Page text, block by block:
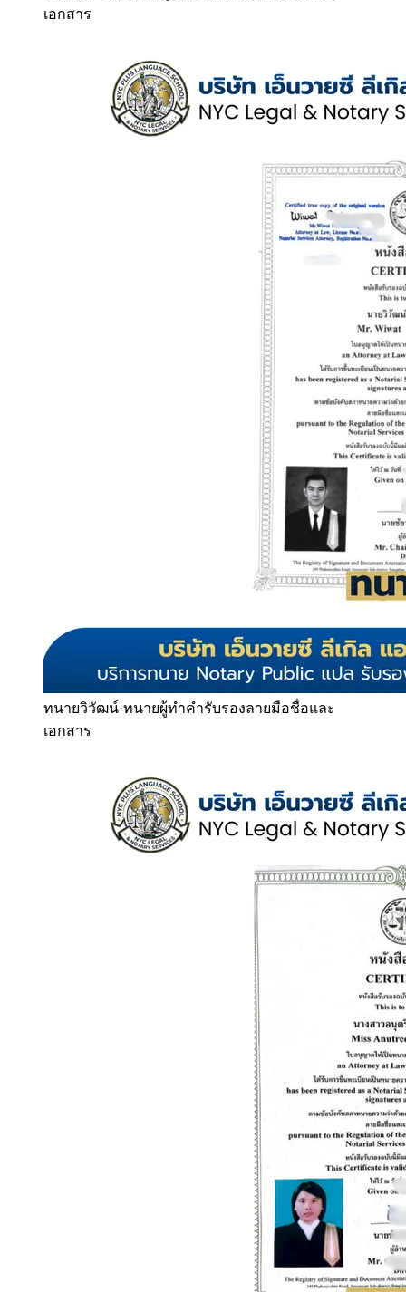
เอกสาร
ทนายวิวัฒน์·ทนายผู้ทำคำรับรองลายมือชื่อและ
เอกสาร